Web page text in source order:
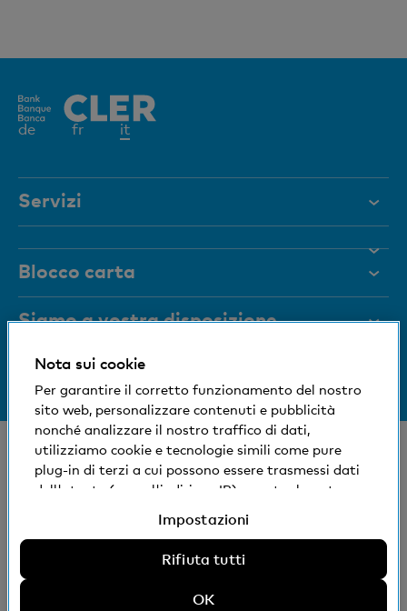
de fr itElemento
Servizi
Documenti
Rivista
Organi dirigenti
Medien
Impronta sociale ed ecologica
Blocco carta
+41 (0)800 88 99 66
Siamo a vostra disposizione
Aiuto e contatto
Succursali e Bancomat
Informazioni sulla banca
© Banca Cler
Condizioni e avvisi giuridici
La Banca Cler SA è una società controllata al 100%
dalla Basler Kantonalbank.
Nota sui cookie
Per garantire il corretto funzionamento del nostro
sito web, personalizzare contenuti e pubblicità
nonché analizzare il nostro traffico di dati,
utilizziamo cookie e tecnologie simili come pure
plug-in di terzi a cui possono essere trasmessi dati
dell'utente (come l'indirizzo IP), eventualmente
modificare le impostazioni per l'uso di cookie e
relativa divulgazione di dati. Ulteriori informazioni:
Impostazioni
Rifiuta tutti
OK